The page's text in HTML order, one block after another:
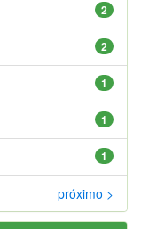
2
2
1
1
1
próximo >